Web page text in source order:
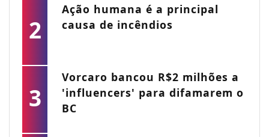
2
Ação humana é a principal
causa de incêndios
3
Vorcaro bancou R$2 milhões a
'influencers' para difamarem o
BC